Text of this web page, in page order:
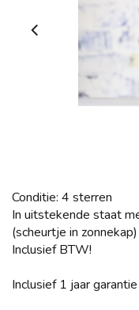
Conditie: 4 sterren
In uitstekende staat
(scheurtje in zonnekap)
Inclusief BTW!
Inclusief 1 jaar